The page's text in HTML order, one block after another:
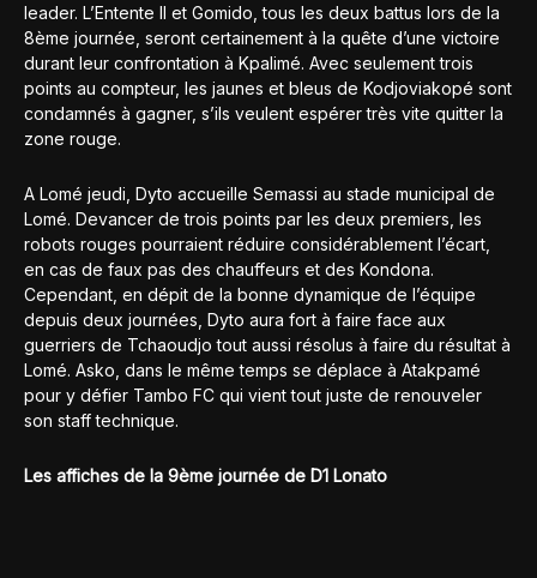
leader. L’Entente II et Gomido, tous les deux battus lors de la
8ème journée, seront certainement à la quête d’une victoire
durant leur confrontation à Kpalimé. Avec seulement trois
points au compteur, les jaunes et bleus de Kodjoviakopé sont
condamnés à gagner, s’ils veulent espérer très vite quitter la
zone rouge.
A Lomé jeudi, Dyto accueille Semassi au stade municipal de
Lomé. Devancer de trois points par les deux premiers, les
robots rouges pourraient réduire considérablement l’écart,
en cas de faux pas des chauffeurs et des Kondona.
Cependant, en dépit de la bonne dynamique de l’équipe
depuis deux journées, Dyto aura fort à faire face aux
guerriers de Tchaoudjo tout aussi résolus à faire du résultat à
Lomé. Asko, dans le même temps se déplace à Atakpamé
pour y défier Tambo FC qui vient tout juste de renouveler
son staff technique.
Les affiches de la 9ème journée de D1 Lonato